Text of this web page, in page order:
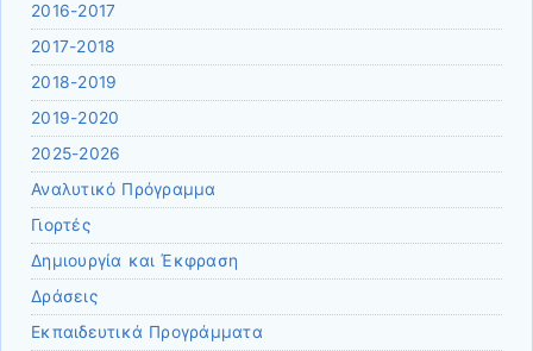
2016-2017
2017-2018
2018-2019
2019-2020
2025-2026
Αναλυτικό Πρόγραμμα
Γιορτές
Δημιουργία και Έκφραση
Δράσεις
Εκπαιδευτικά Προγράμματα